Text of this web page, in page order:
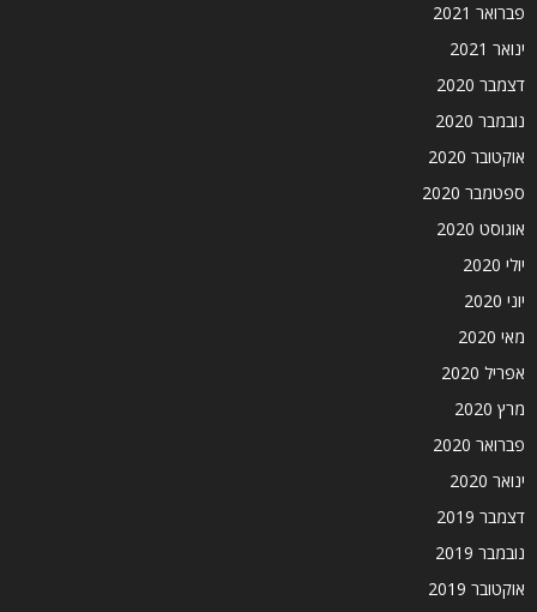
פברואר 2021
ינואר 2021
דצמבר 2020
נובמבר 2020
אוקטובר 2020
ספטמבר 2020
אוגוסט 2020
יולי 2020
יוני 2020
מאי 2020
אפריל 2020
מרץ 2020
פברואר 2020
ינואר 2020
דצמבר 2019
נובמבר 2019
אוקטובר 2019